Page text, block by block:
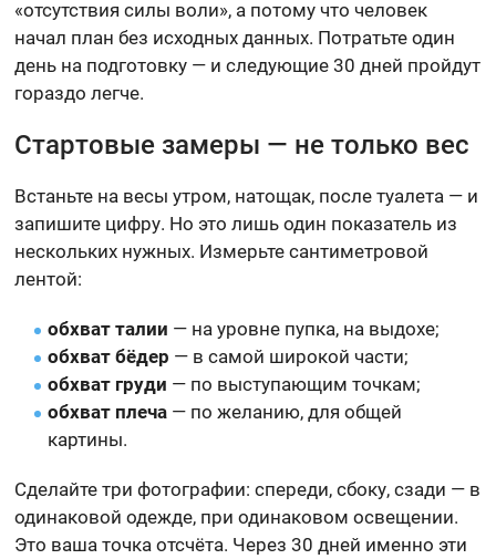
«отсутствия силы воли», а потому что человек
начал план без исходных данных. Потратьте один
день на подготовку — и следующие 30 дней пройдут
гораздо легче.
Стартовые замеры — не только вес
Встаньте на весы утром, натощак, после туалета — и
запишите цифру. Но это лишь один показатель из
нескольких нужных. Измерьте сантиметровой
лентой:
обхват талии — на уровне пупка, на выдохе;
обхват бёдер — в самой широкой части;
обхват груди — по выступающим точкам;
обхват плеча — по желанию, для общей
картины.
Сделайте три фотографии: спереди, сбоку, сзади — в
одинаковой одежде, при одинаковом освещении.
Это ваша точка отсчёта. Через 30 дней именно эти